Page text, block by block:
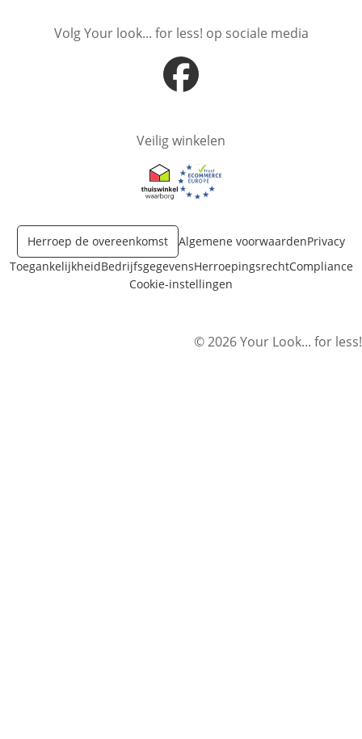
Volg Your look... for less! op sociale media
Opent in nieuw venster
Veilig winkelen
Opent in nieuw venster
Opent in nieuw venster
Herroep de overeenkomst Algemene voorwaardenPrivacy
ToegankelijkheidBedrijfsgegevensHerroepingsrechtCompliance
Cookie-instellingen
© 2026 Your Look... for less!